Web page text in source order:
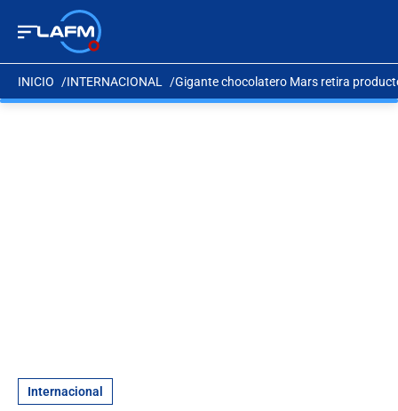
INICIO INTERNACIONAL Gigante chocolatero Mars retira
Internacional